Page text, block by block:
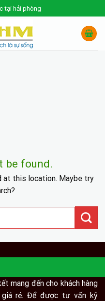
tại hải phòng
be found.
at this location. Maybe try
mang đến cho khách hàng
giá rẻ. Để được tư vấn kỹ